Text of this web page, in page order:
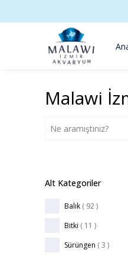
Malawi
Alt Kategoriler
Balık ( 92)
Bitki ( 11 )
Sürüngen (3 )